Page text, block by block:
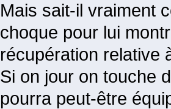
Mais sait-il vraiment
choque pour lui
récupération relative
Si on jour on touche
pourra peut-être